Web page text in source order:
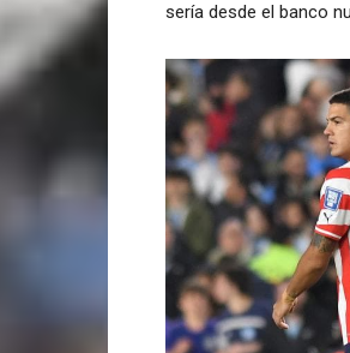
sería desde el banco